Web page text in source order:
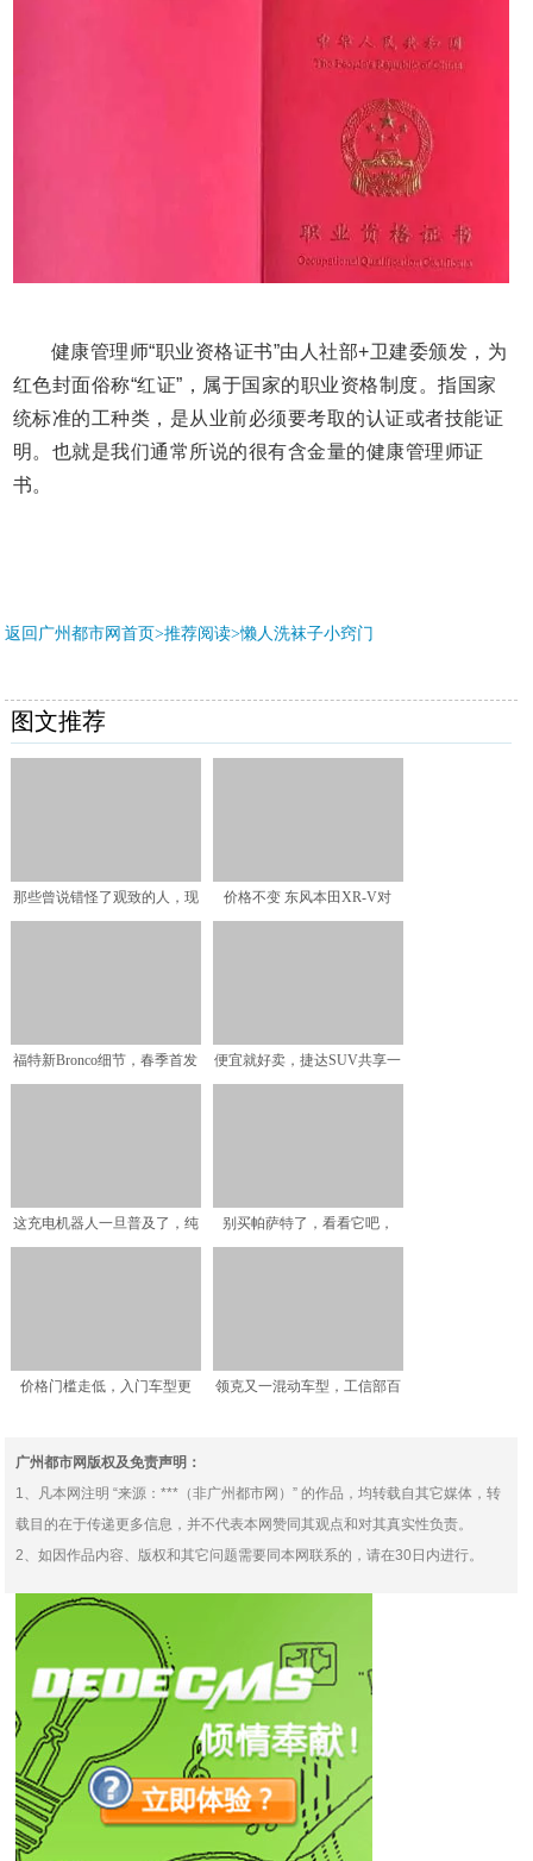
健康管理师“职业资格证书”由人社部+卫建委颁发，为
红色封面俗称“红证”，属于国家的职业资格制度。指国家
统标准的工种类，是从业前必须要考取的认证或者技能证
明。也就是我们通常所说的很有含金量的健康管理师证
书。
返回广州都市网首页>推荐阅读>懒人洗袜子小窍门
图文推荐
那些曾说错怪了观致的人，现
价格不变 东风本田XR-V对
福特新Bronco细节，春季首发
便宜就好卖，捷达SUV共享一
这充电机器人一旦普及了，纯
别买帕萨特了，看看它吧，
价格门槛走低，入门车型更
领克又一混动车型，工信部百
广州都市网版权及免责声明：
1、凡本网注明 “来源：***（非广州都市网）” 的作品，均转载自其它媒体，转
载目的在于传递更多信息，并不代表本网赞同其观点和对其真实性负责。
2、如因作品内容、版权和其它问题需要同本网联系的，请在30日内进行。